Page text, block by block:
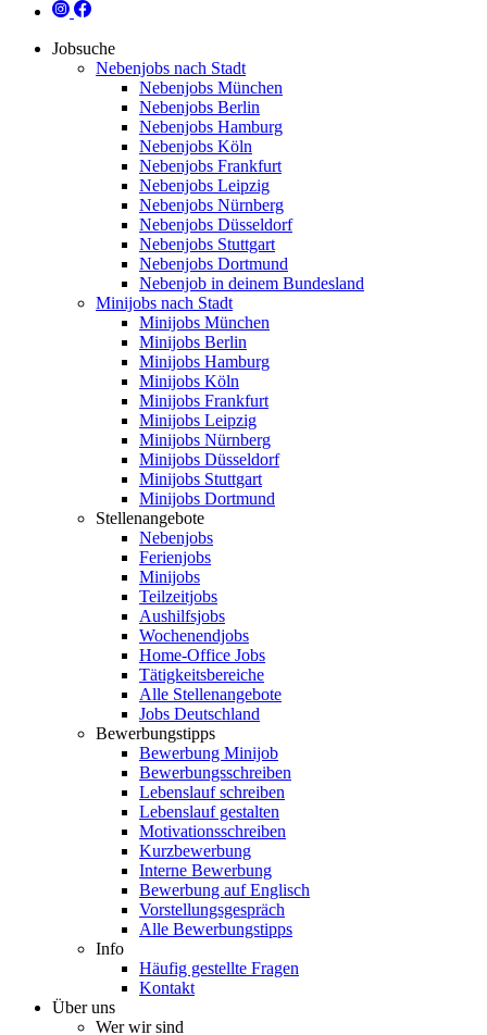
Jobsuche
Nebenjobs nach Stadt
Nebenjobs München
Nebenjobs Berlin
Nebenjobs Hamburg
Nebenjobs Köln
Nebenjobs Frankfurt
Nebenjobs Leipzig
Nebenjobs Nürnberg
Nebenjobs Düsseldorf
Nebenjobs Stuttgart
Nebenjobs Dortmund
Nebenjob in deinem Bundesland
Minijobs nach Stadt
Minijobs München
Minijobs Berlin
Minijobs Hamburg
Minijobs Köln
Minijobs Frankfurt
Minijobs Leipzig
Minijobs Nürnberg
Minijobs Düsseldorf
Minijobs Stuttgart
Minijobs Dortmund
Stellenangebote
Nebenjobs
Ferienjobs
Minijobs
Teilzeitjobs
Aushilfsjobs
Wochenendjobs
Home-Office Jobs
Tätigkeitsbereiche
Alle Stellenangebote
Jobs Deutschland
Bewerbungstipps
Bewerbung Minijob
Bewerbungsschreiben
Lebenslauf schreiben
Lebenslauf gestalten
Motivationsschreiben
Kurzbewerbung
Interne Bewerbung
Bewerbung auf Englisch
Vorstellungsgespräch
Alle Bewerbungstipps
Info
Häufig gestellte Fragen
Kontakt
Über uns
Wer wir sind